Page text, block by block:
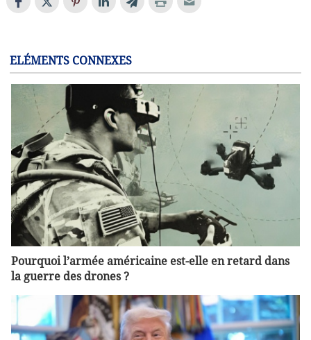
ELÉMENTS CONNEXES
Pourquoi l’armée américaine est-elle en retard dans
la guerre des drones ?